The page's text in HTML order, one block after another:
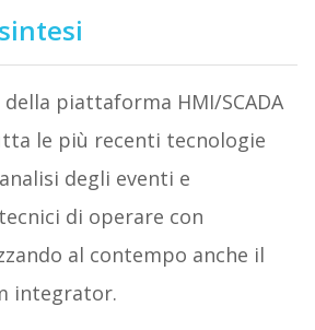
della piattaforma HMI/SCADA
le più recenti tecnologie
degli eventi e
di operare con
al contempo anche il
integrator.